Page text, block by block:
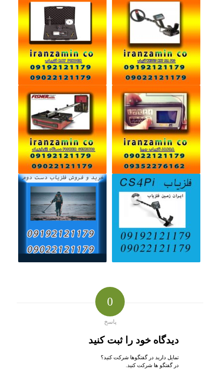
0
پاسخ
دیدگاه خود را ثبت کنید
تمایل دارید در گفتگوها شرکت کنید؟
در گفتگو ها شرکت کنید.